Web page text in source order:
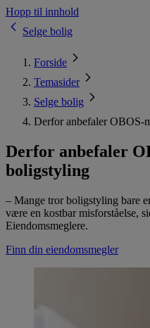
Hopp til innhold
Selge bolig
Forside
Temasider
Selge bolig
Derfor anbefaler OBOS-
Derfor anbefaler
boligstyling
– Mange tror boligstyling bare
være en kostbar misforståelse,
Eiendomsmeglere.
Finn din eiendomsmegler